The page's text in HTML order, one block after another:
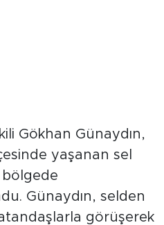
Gökhan Günaydın,
yaşanan sel
bölgede
Günaydın, selden
görüşerek